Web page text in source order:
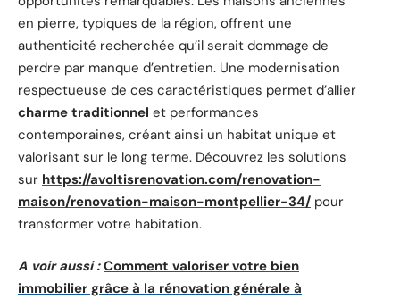
en pierre, typiques de la région, offrent une
authenticité recherchée qu’il serait dommage de
perdre par manque d’entretien. Une modernisation
respectueuse de ces caractéristiques permet d’allier
charme traditionnel et performances
contemporaines, créant ainsi un habitat unique et
valorisant sur le long terme. Découvrez les solutions
sur https://avoltisrenovation.com/renovation-
maison/renovation-maison-montpellier-34/ pour
transformer votre habitation.
A voir aussi : Comment valoriser votre bien
immobilier grâce à la rénovation générale à